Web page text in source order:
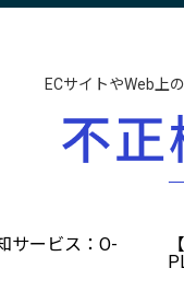
ECサイトやWeb上
サービス：O-